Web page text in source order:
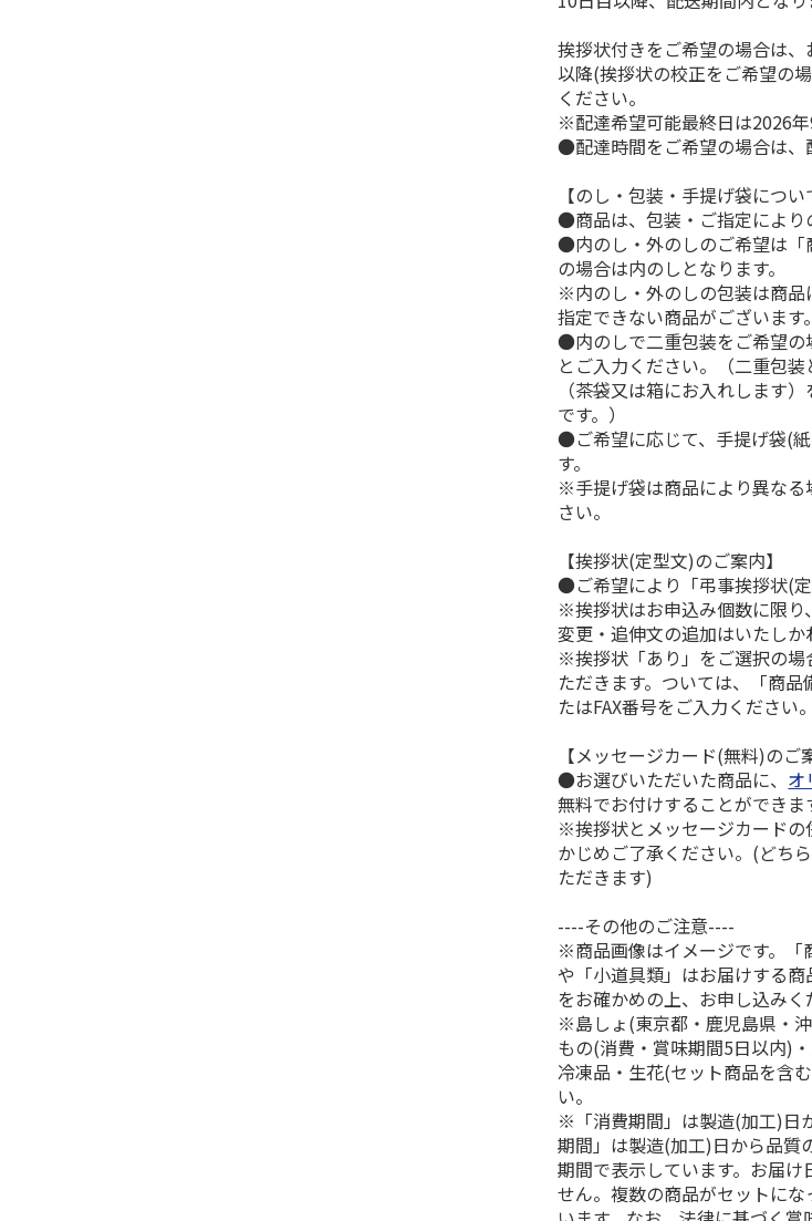
挨拶状付きをご希望の場合は
以降(挨拶状の校正をご希望の
ください。
※配達希望可能最終日は2026年
●配達時間をご希望の場合は、
【のし・包装・手提げ袋につい
●商品は、包装・ご指定により
●内のし・外のしのご希望は「
の場合は内のしとなります。
※内のし・外のしの包装は商品
指定できない商品がございます
●内のしで二重包装をご希望の
とご入力ください。（二重包
（茶袋又は箱にお入れします
です。）
●ご希望に応じて、手提げ袋(
す。
※手提げ袋は商品により異なる
さい。
【挨拶状(定型文)のご案内】
●ご希望により「弔事挨拶状(定
※挨拶状はお申込み個数に限り
変更・追伸文の追加はいたしか
※挨拶状「あり」をご選択の場
ただきます。ついては、「商
たはFAX番号をご入力ください。
【メッセージカード(無料)のご
●お選びいただいた商品に、 オ
無料でお付けすることができま
※挨拶状とメッセージカードの
かじめご了承ください。(どち
ただきます)
----その他のご注意----
※商品画像はイメージです。「
や「小道具類」はお届けする
をお確かめの上、お申し込みく
※島しょ(東京都・鹿児島県・
もの(消費・賞味期間5日以内)
冷凍品・生花(セット商品を含
い。
※「消費期間」は製造(加工)日
期間」は製造(加工)日から品質
期間で表示しています。お届
せん。複数の商品がセットに